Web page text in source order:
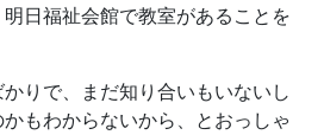
日福祉会館で教室があることを
りで、まだ知り合いもいないし
もわからないから、とおっしゃ